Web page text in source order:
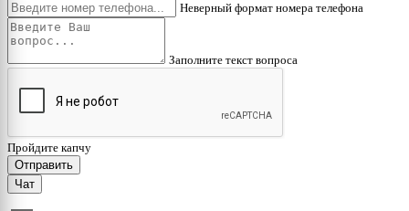
Неверный формат номера телефона
Заполните текст вопроса
Пройдите капчу
Отправить
Чат